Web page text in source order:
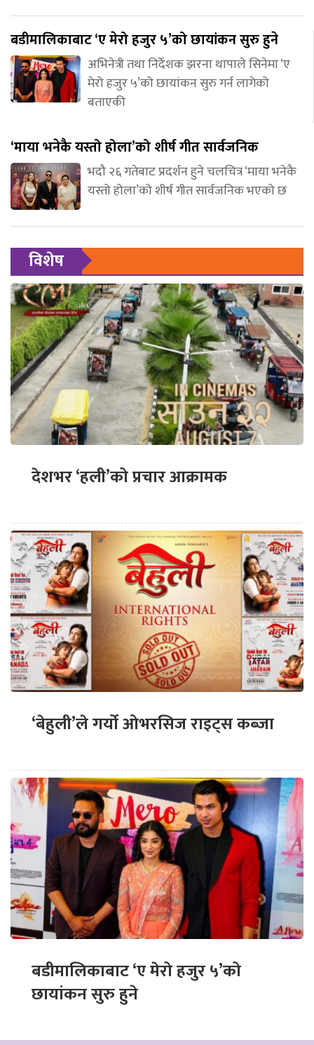
बडीमालिकाबाट ‘ए मेरो हजुर ५’को छायांकन सुरु हुने
अभिनेत्री तथा निर्देशक झरना थापाले सिनेमा ‘ए
मेरो हजुर ५’को छायांकन सुरु गर्न लागेको
बताएकी
‘माया भनेकै यस्तो होला’को शीर्ष गीत सार्वजनिक
भदौ २६ गतेबाट प्रदर्शन हुने चलचित्र ‘माया भनेकै
यस्तो होला’को शीर्ष गीत सार्वजनिक भएको छ
विशेष
देशभर ‘हली’को प्रचार आक्रामक
‘बेहुली’ले गर्यो ओभरसिज राइट्स कब्जा
बडीमालिकाबाट ‘ए मेरो हजुर ५’को
छायांकन सुरु हुने